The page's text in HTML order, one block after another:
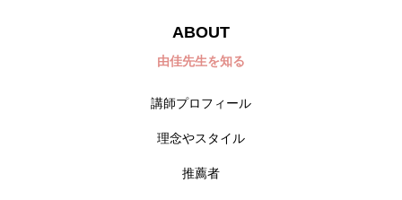
ABOUT
由佳先生を知る
講師プロフィール
理念やスタイル
推薦者